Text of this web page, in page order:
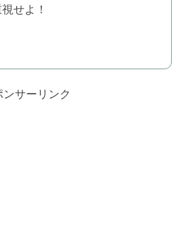
せよ！
ンサーリンク